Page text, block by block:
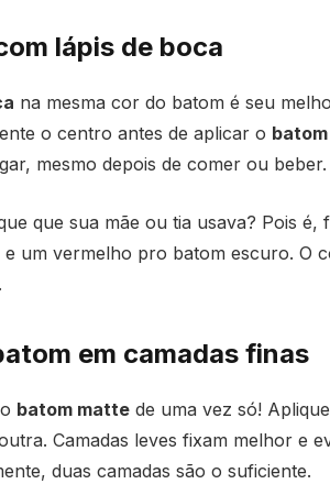
lápis de boca
na mesma cor do batom é seu
o centro antes de aplicar o
mesmo depois de comer ou beber.
que sua mãe ou tia usava? Pois
e um vermelho pro batom escuro. O
em camadas finas
batom mattede uma vez só!
Camadas leves fixam melhor e
duas camadas são o suficiente.